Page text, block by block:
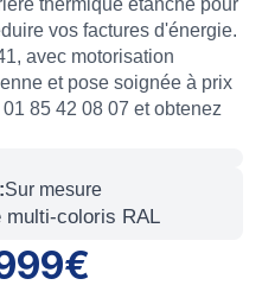
thermique étanche pour
vos factures d'énergie.
avec motorisation
et pose soignée à prix
85 42 08 07 et obtenez
Sur mesure
multi-coloris RAL